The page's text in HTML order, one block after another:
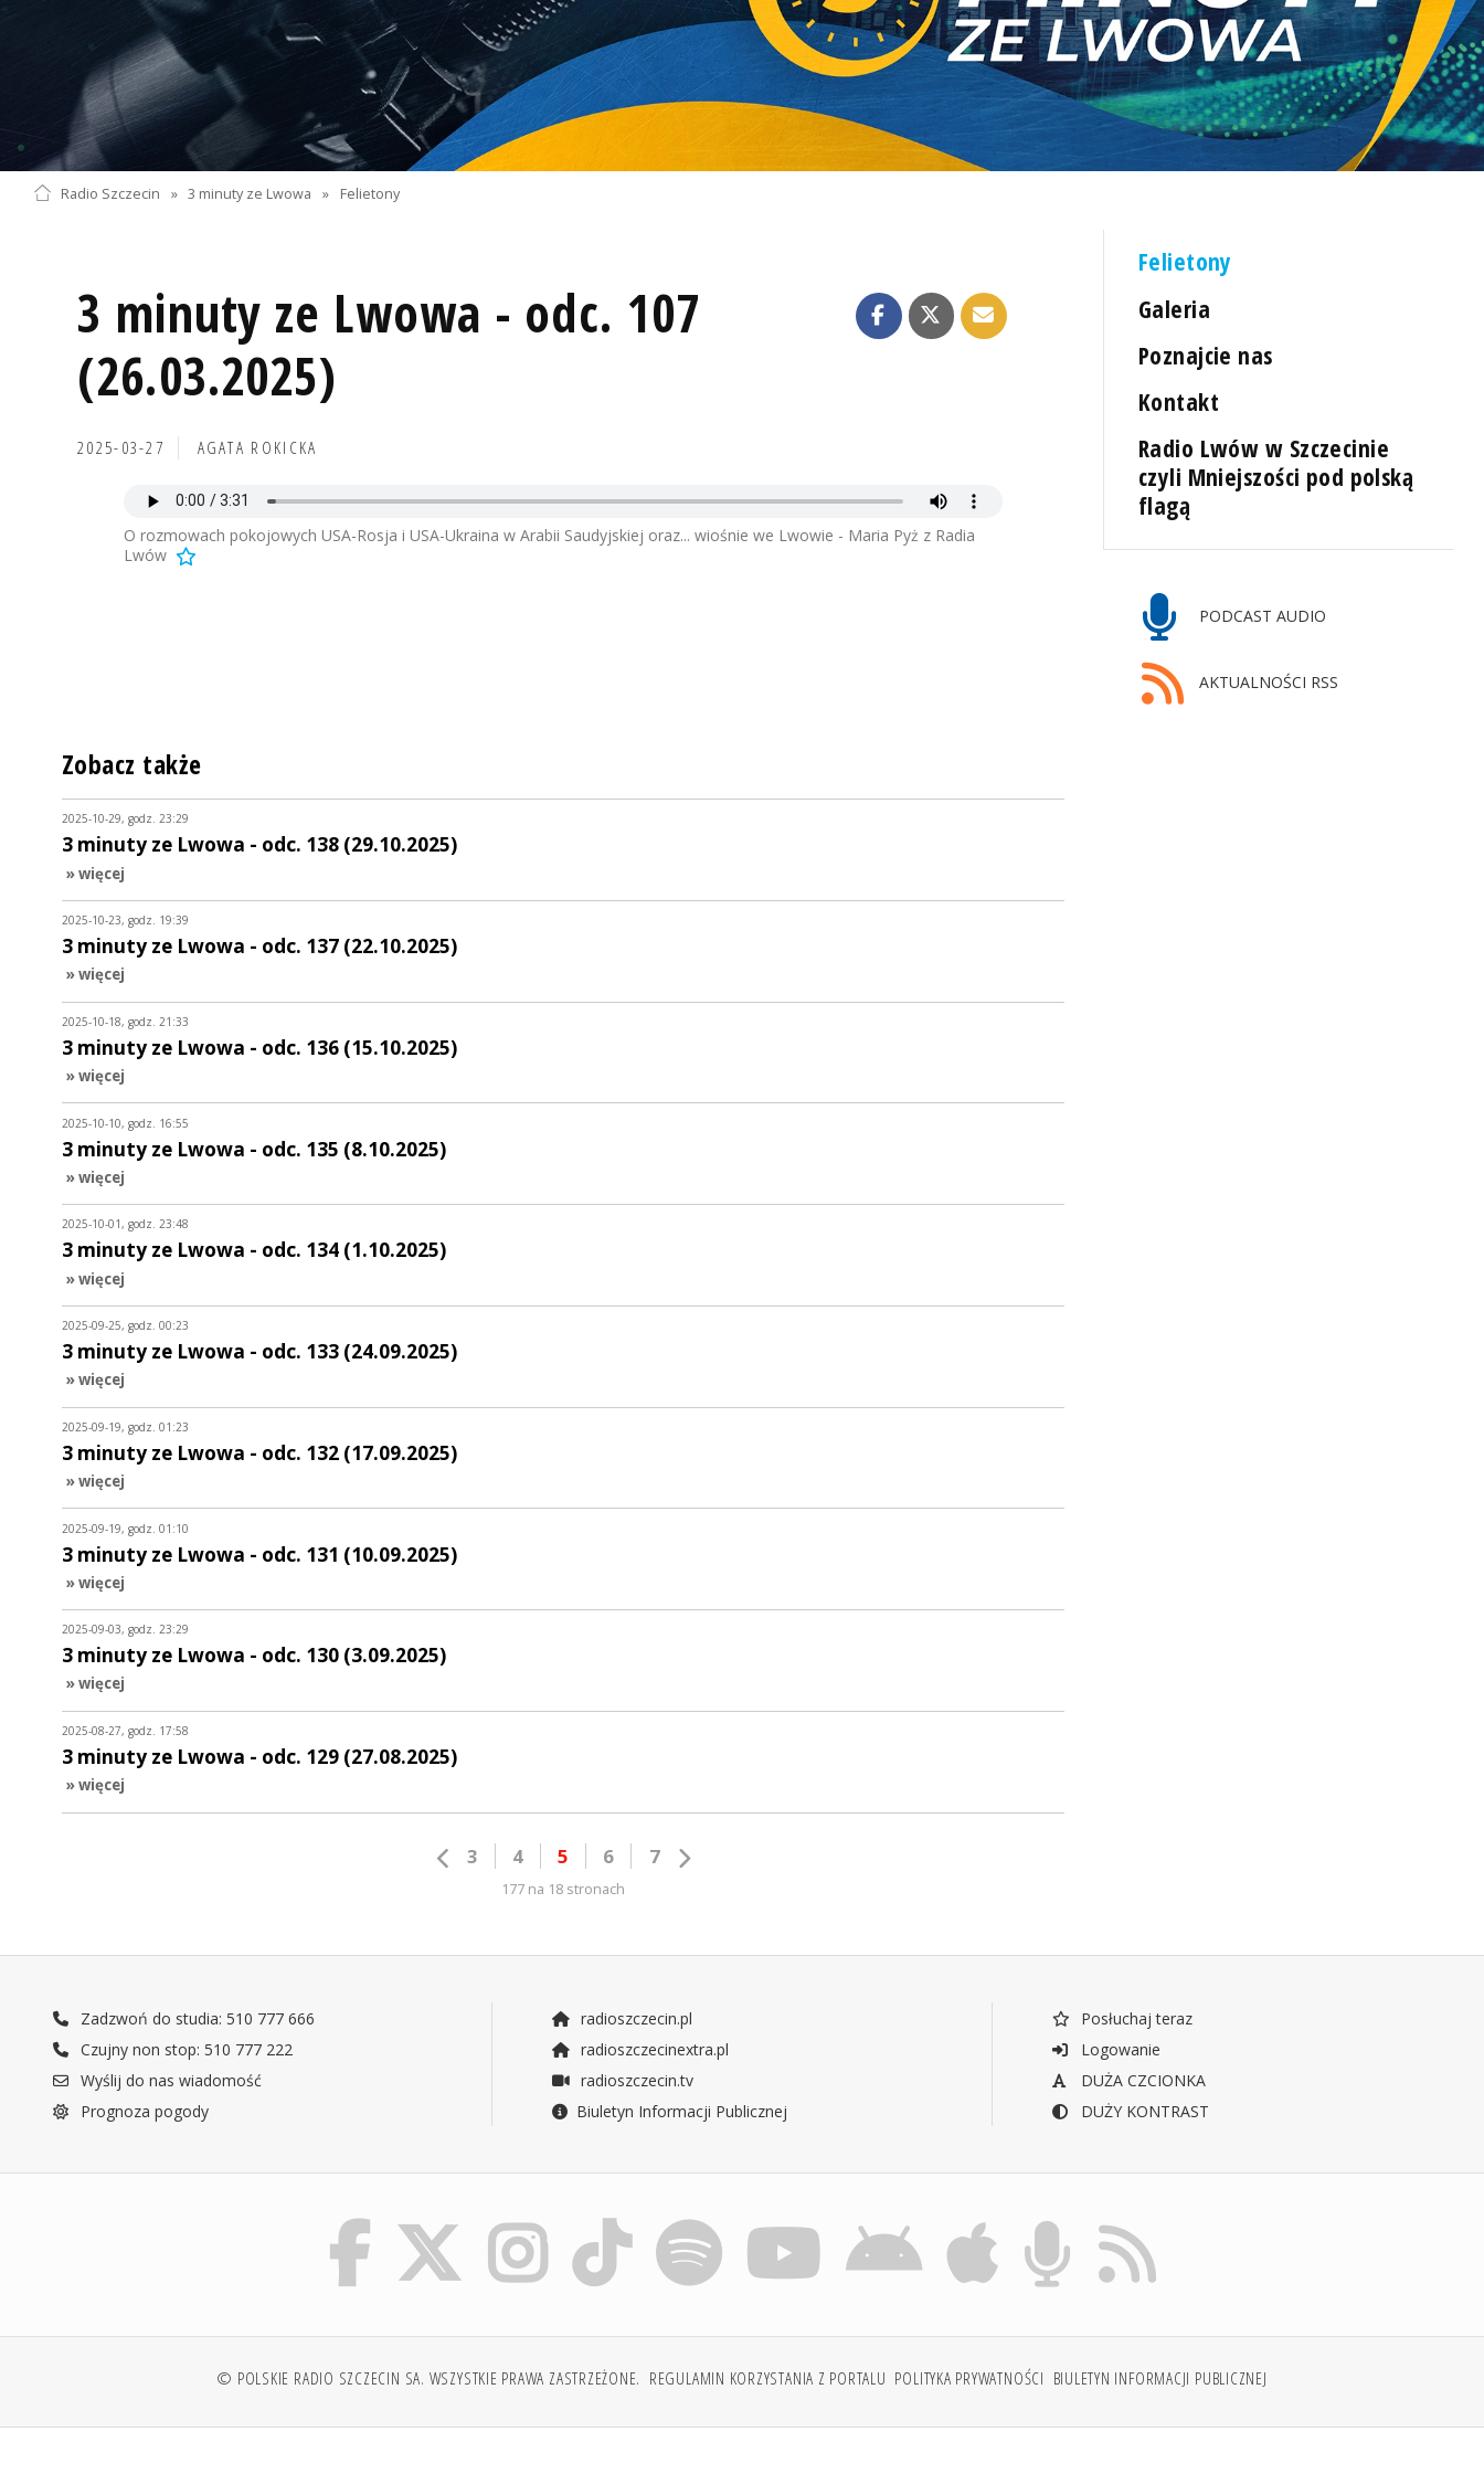
Radio Szczecin » 3 minuty ze Lwowa » Felietony
3 minuty ze Lwowa - odc. 107
(26.03.2025)
2025-03-27 AGATA ROKICKA
O rozmowach pokojowych USA-Rosja i USA-Ukraina w Arabii Saudyjskiej oraz... wiośnie we Lwowie - Maria Pyż z Radia
Lwów
Felietony
Galeria
Poznajcie nas
Kontakt
Radio Lwów w Szczecinie
czyli Mniejszości pod polską
flagą
PODCAST AUDIO
AKTUALNOŚCI RSS
Zobacz także
2025-10-29, godz. 23:29
3 minuty ze Lwowa - odc. 138 (29.10.2025)
» więcej
2025-10-23, godz. 19:39
3 minuty ze Lwowa - odc. 137 (22.10.2025)
» więcej
2025-10-18, godz. 21:33
3 minuty ze Lwowa - odc. 136 (15.10.2025)
» więcej
2025-10-10, godz. 16:55
3 minuty ze Lwowa - odc. 135 (8.10.2025)
» więcej
2025-10-01, godz. 23:48
3 minuty ze Lwowa - odc. 134 (1.10.2025)
» więcej
2025-09-25, godz. 00:23
3 minuty ze Lwowa - odc. 133 (24.09.2025)
» więcej
2025-09-19, godz. 01:23
3 minuty ze Lwowa - odc. 132 (17.09.2025)
» więcej
2025-09-19, godz. 01:10
3 minuty ze Lwowa - odc. 131 (10.09.2025)
» więcej
2025-09-03, godz. 23:29
3 minuty ze Lwowa - odc. 130 (3.09.2025)
» więcej
2025-08-27, godz. 17:58
3 minuty ze Lwowa - odc. 129 (27.08.2025)
» więcej
3 4 5 6 7
177 na 18 stronach
Zadzwoń do studia: 510 777 666
Czujny non stop: 510 777 222
Wyślij do nas wiadomość
Prognoza pogody
radioszczecin.pl
radioszczecinextra.pl
radioszczecin.tv
Biuletyn Informacji Publicznej
Posłuchaj teraz
Logowanie
DUŻA CZCIONKA
DUŻY KONTRAST
© POLSKIE RADIO SZCZECIN SA. WSZYSTKIE PRAWA ZASTRZEŻONE. REGULAMIN KORZYSTANIA Z PORTALU POLITYKA PRYWATNOŚCI BIULETYN INFORMACJI PUBLICZNEJ